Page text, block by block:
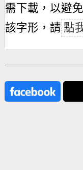
需下載，以避
該字形，請 點